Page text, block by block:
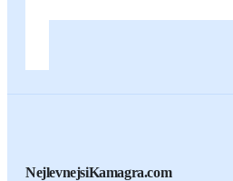
NejlevnejsiKamagra.com